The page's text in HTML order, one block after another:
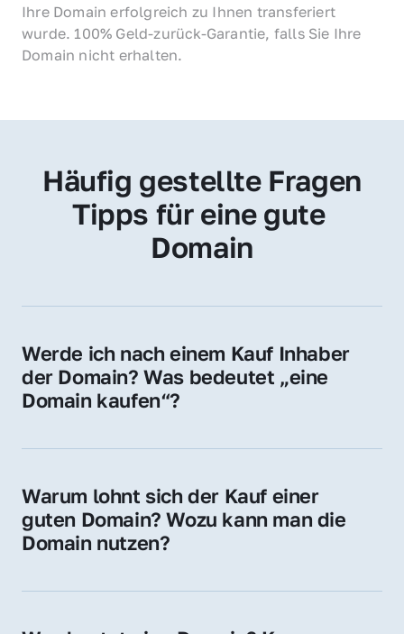
Ihre Domain erfolgreich zu Ihnen transferiert
wurde. 100% Geld-zurück-Garantie, falls Sie Ihre
Domain nicht erhalten.
Häufig gestellte Fragen
Tipps für eine gute
Domain
Werde ich nach einem Kauf Inhaber
der Domain? Was bedeutet „eine
Domain kaufen“?
Sie erhalten alle Rechte zur Nutzung,
Domain.
Warum lohnt sich der Kauf einer
guten Domain? Wozu kann man die
Domain nutzen?
Vertrauen und Markenwert. Nutzen Sie sie